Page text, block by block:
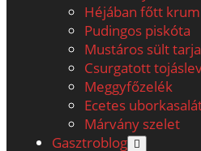
Héjában főtt
Pudingos piskóta
Mustáros sült tarja
Csurgatott
Meggyfőzelék
Ecetes
Márvány szelet
Gasztroblog open